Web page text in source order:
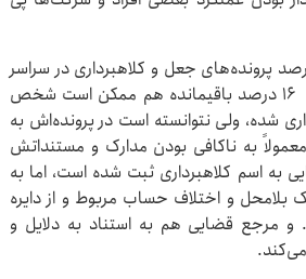
کشف بیش از ۸۴ درصد پرونده‌های جعل و کلاهبرداری در سراسر
کشور خبر داد و گفت: در ۱۶ درصد باقیمانده هم ممکن است شخص
شده، ولی نتوانسته است در پرونده‌اش به
به ناکافی بودن مدارک و مستنداتش
به اسم کلاهبرداری ثبت شده است، اما به
بلامحل و اختلاف حساب مربوط و از دایره
و مرجع قضایی هم به استناد به دلایل و